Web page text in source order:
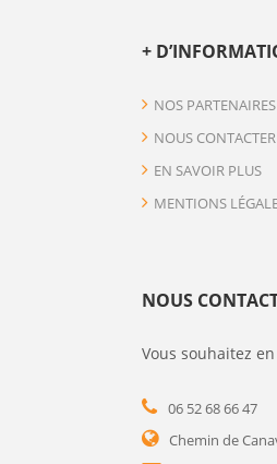
+
NOS PARTENAIRES
NOUS CONTACTER
EN SAVOIR PLUS
MENTIONS
NOUS
Vous souhaitez
06 52 68 66 47
Chemin de